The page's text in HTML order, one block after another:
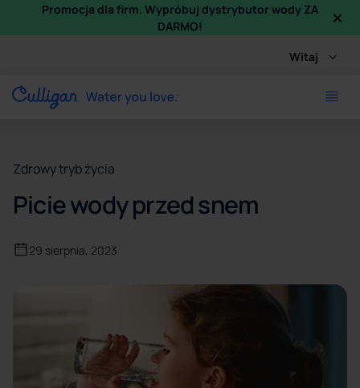
Promocja dla firm. Wypróbuj dystrybutor wody ZA
DARMO!
×
Witaj
Zdrowy tryb życia
Picie wody przed snem
29 sierpnia, 2023